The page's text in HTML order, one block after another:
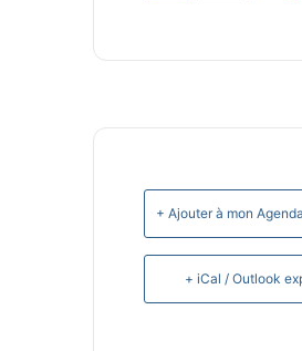
+ Ajouter à mon
+ iCal / Outlook